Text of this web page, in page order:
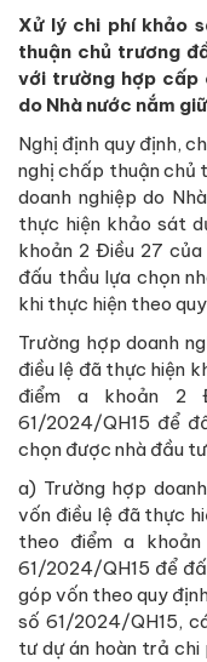
Xử lý chi phí khảo
thuận chủ trương
với trường hợp cấp
do Nhà nước nắm
Nghị định quy định,
nghị chấp thuận chủ
doanh nghiệp do
thực hiện khảo sát
khoản 2 Điều 27
đấu thầu lựa chọn
khi thực hiện theo
Trường hợp doanh
điều lệ đã thực hiện
điểm a khoản 2
61/2024/QH15 để
chọn được nhà đầu
a) Trường hợp
vốn điều lệ đã thực
theo điểm a
61/2024/QH15 để
góp vốn theo quy
số 61/2024/QH15,
tư dự án hoàn trả